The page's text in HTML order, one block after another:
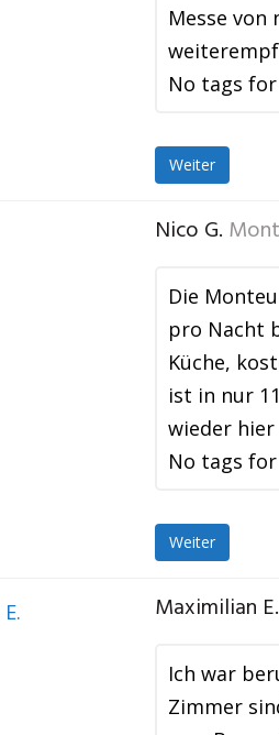
Messe
No tags
Weiter
Nico G.
Die
pro Nacht
Küche,
ist in nur
wieder hier
No tags
Weiter
Maximilian E.
Ich war
Zimmer